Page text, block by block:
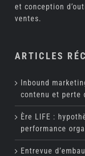
et conception
ventes.
ARTICLES
Inbound
contenu et perte
Ère LIFE :
performance
Entrevue